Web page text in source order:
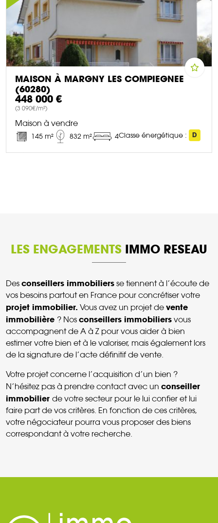
MAISON À MARGNY LES COMPIEGNEE
(60280)
448 000 €
(3 090€/m²)
Maison à vendre
145 m² 832 m² 4Classe énergétique : D
LES ENGAGEMENTS IMMO RESEAU
Des conseillers immobiliers se tiennent à l’écoute de
vos besoins partout en France pour concrétiser votre
projet immobilier. Vous avez un projet de vente
immobilière ? Nos conseillers immobiliers vous
accompagnent de A à Z pour vous aider à bien
estimer votre bien et à le valoriser, mais également lors
de la signature de l’acte définitif de vente.
Votre projet concerne l’acquisition d’un bien ?
N’hésitez pas à prendre contact avec un conseiller
immobilier de votre secteur pour le lui confier et lui
faire part de vos critères. En fonction de ces critères,
votre négociateur pourra vous proposer des biens
correspondant à votre recherche.